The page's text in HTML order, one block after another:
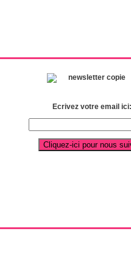
Ecrivez votre email ici: